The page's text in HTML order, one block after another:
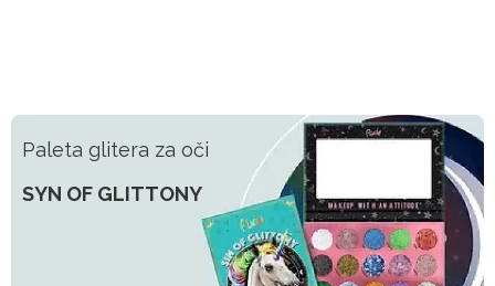
Paleta glitera za oči
SYN OF GLITTONY